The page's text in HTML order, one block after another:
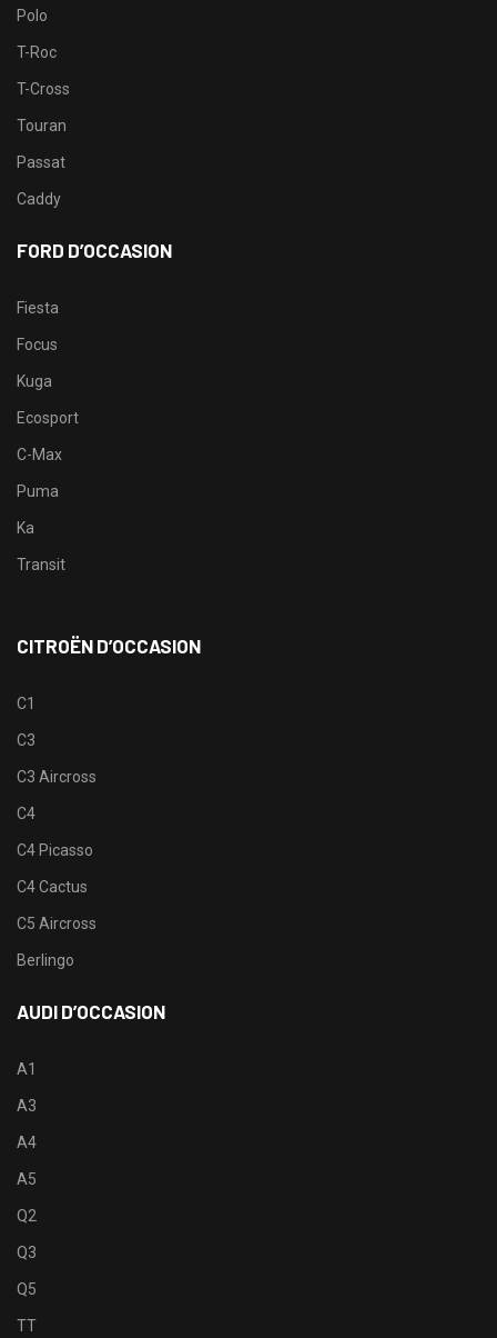
Polo
T-Roc
T-Cross
Touran
Passat
Caddy
FORD D’OCCASION
Fiesta
Focus
Kuga
Ecosport
C-Max
Puma
Ka
Transit
CITROËN D’OCCASION
C1
C3
C3 Aircross
C4
C4 Picasso
C4 Cactus
C5 Aircross
Berlingo
AUDI D’OCCASION
A1
A3
A4
A5
Q2
Q3
Q5
TT